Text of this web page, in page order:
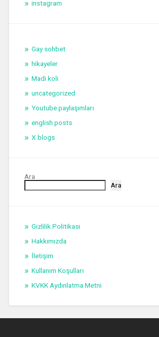
instagram
Gay sohbet
hikayeler
Madi koli
uncategorized
Youtube paylaşımları
english posts
X blogs
Ara
Ara
Gizlilik Politikası
Hakkımızda
İletişim
Kullanım Koşulları
KVKK Aydınlatma Metni